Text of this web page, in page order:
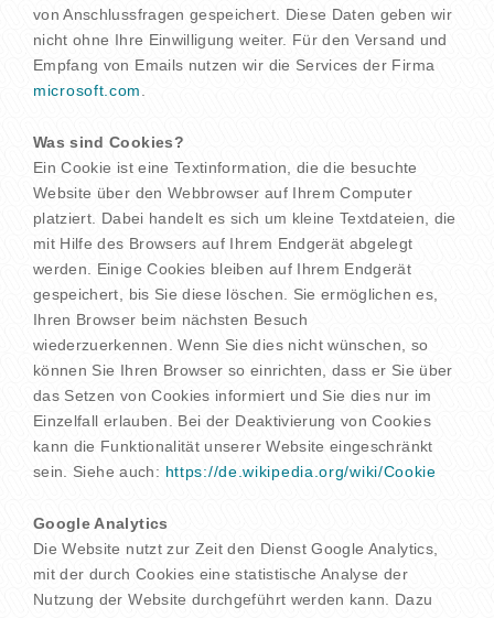
von Anschlussfragen gespeichert. Diese Daten geben wir
nicht ohne Ihre Einwilligung weiter. Für den Versand und
Empfang von Emails nutzen wir die Services der Firma
microsoft.com
Was sind Cookies?
Ein Cookie ist eine Textinformation, die die besuchte
Website über den Webbrowser auf Ihrem Computer
platziert. Dabei handelt es sich um kleine Textdateien, die
mit Hilfe des Browsers auf Ihrem Endgerät abgelegt
werden. Einige Cookies bleiben auf Ihrem Endgerät
gespeichert, bis Sie diese löschen. Sie ermöglichen es,
Ihren Browser beim nächsten Besuch
wiederzuerkennen. Wenn Sie dies nicht wünschen, so
können Sie Ihren Browser so einrichten, dass er Sie über
das Setzen von Cookies informiert und Sie dies nur im
Einzelfall erlauben. Bei der Deaktivierung von Cookies
kann die Funktionalität unserer Website eingeschränkt
sein. Siehe auch: https://de.wikipedia.org/wiki/Cookie
Google Analytics
Die Website nutzt zur Zeit den Dienst Google Analytics,
mit der durch Cookies eine statistische Analyse der
Nutzung der Website durchgeführt werden kann. Dazu